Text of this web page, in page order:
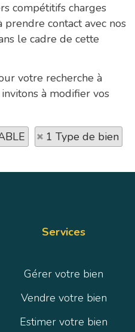
compétitifs charges
prendre contact avec nos
le cadre de cette
votre recherche à
à modifier vos
1 Type de bien
Services
Gérer votre bien
Vendre votre bien
Estimer votre bien